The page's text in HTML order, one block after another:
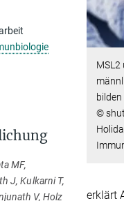
MSL2
©
erklärt
MF,
J, Kulkarni T,
V, Holz